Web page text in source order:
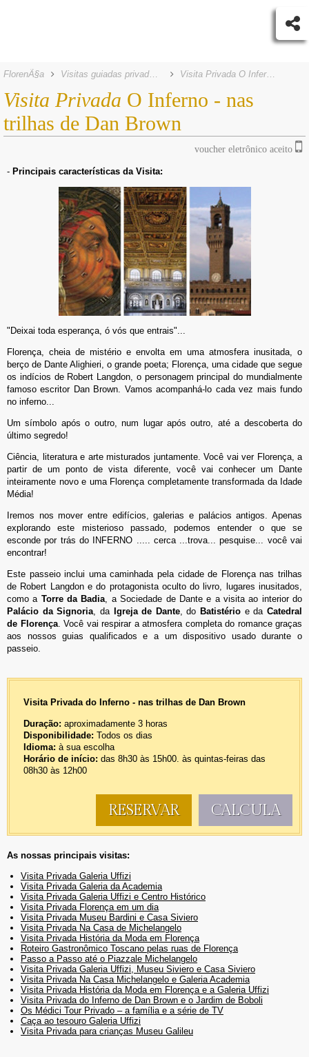
FlorenÃ§a Visitas guiadas privadas Florença Visita Privada O Inferno - nas trilhas de Dan Brown
Visita Privada O Inferno - nas
trilhas de Dan Brown
voucher eletrônico aceito
- Principais características da Visita:
"Deixai toda esperança, ó vós que entrais"...
Florença, cheia de mistério e envolta em uma atmosfera inusitada, o
berço de Dante Alighieri, o grande poeta; Florença, uma cidade que segue
os indícios de Robert Langdon, o personagem principal do mundialmente
famoso escritor Dan Brown. Vamos acompanhá-lo cada vez mais fundo
no inferno...
Um símbolo após o outro, num lugar após outro, até a descoberta do
último segredo!
Ciência, literatura e arte misturados juntamente. Você vai ver Florença, a
partir de um ponto de vista diferente, você vai conhecer um Dante
inteiramente novo e uma Florença completamente transformada da Idade
Média!
Iremos nos mover entre edifícios, galerias e palácios antigos. Apenas
explorando este misterioso passado, podemos entender o que se
esconde por trás do INFERNO ..... cerca ...trova... pesquise... você vai
encontrar!
Este passeio inclui uma caminhada pela cidade de Florença nas trilhas
de Robert Langdon e do protagonista oculto do livro, lugares inusitados,
como a Torre da Badia, a Sociedade de Dante e a visita ao interior do
Palácio da Signoria, da Igreja de Dante, do Batistério e daCatedral
de Florença. Você vai respirar a atmosfera completa do romance graças
aos nossos guias qualificados e a um dispositivo usado durante o
passeio.
Visita Privada do Inferno - nas trilhas de Dan Brown
Duração: aproximadamente 3 horas
Disponibilidade: Todos os dias
Idioma: à sua escolha
Horário de início: das 8h30 às 15h00. às quintas-feiras das
08h30 às 12h00
CALCULA
RESERVAR
As nossas principais visitas:
Visita Privada Galeria Uffizi
Visita Privada Galeria da Academia
Visita Privada Galeria Uffizi e Centro Histórico
Visita Privada Florença em um dia
Visita Privada Museu Bardini e Casa Siviero
Visita Privada Na Casa de Michelangelo
Visita Privada História da Moda em Florença
Roteiro Gastronômico Toscano pelas ruas de Florença
Passo a Passo até o Piazzale Michelangelo
Visita Privada Galeria Uffizi, Museu Siviero e Casa Siviero
Visita Privada Na Casa Michelangelo e Galeria Academia
Visita Privada História da Moda em Florença e a Galeria Uffizi
Visita Privada do Inferno de Dan Brown e o Jardim de Boboli
Os Médici Tour Privado – a família e a série de TV
Caça ao tesouro Galeria Uffizi
Visita Privada para crianças Museu Galileu